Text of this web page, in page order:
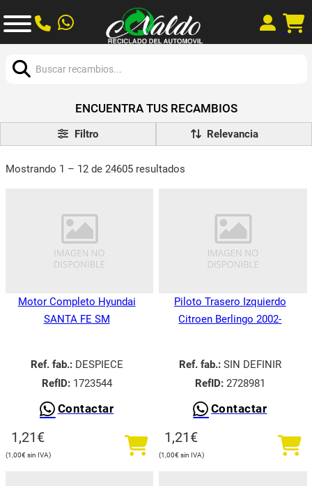
ENCUENTRA TUS RECAMBIOS
Filtro
Mostrando 1 – 12 de 24605 resultados
Motor Completo Hyundai
SANTA FE SM
Ref. fab.:DESPIECE
RefID:1723544
Contactar
1,21€
1,00€
Piloto Trasero Izquierdo
Citroen Berlingo 2002-
Ref. fab.:SIN DEFINIR
RefID:2728981
Contactar
1,21€
1,00€